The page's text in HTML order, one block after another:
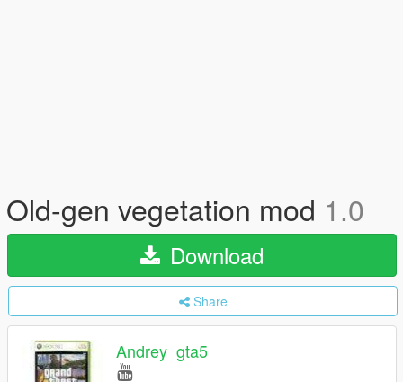
Old-gen vegetation mod 1.0
Download
Share
Andrey_gta5